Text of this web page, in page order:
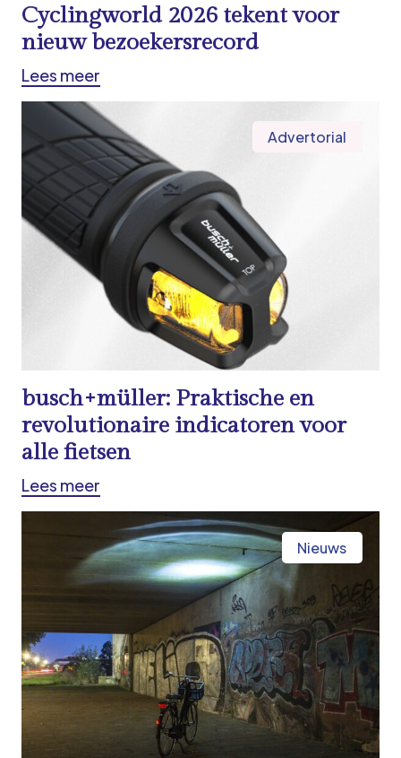
Cyclingworld 2026 tekent voor
nieuw bezoekersrecord
Lees meer
Advertorial
busch+müller: Praktische en
revolutionaire indicatoren voor
alle fietsen
Lees meer
Nieuws